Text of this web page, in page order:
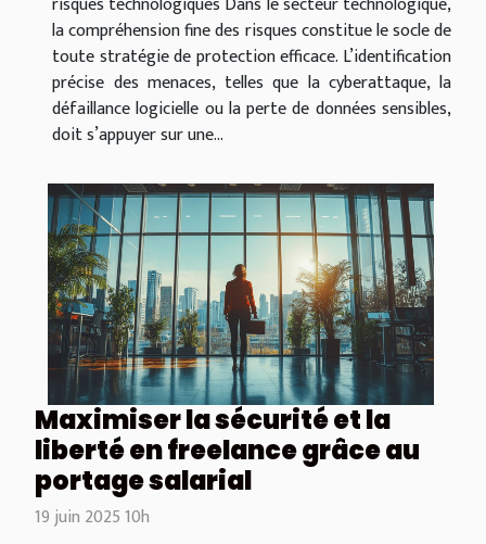
la compréhension fine des risques constitue le socle de
toute stratégie de protection efficace. L’identification
précise des menaces, telles que la cyberattaque, la
défaillance logicielle ou la perte de données sensibles,
doit s’appuyer sur une...
Maximiser la sécurité et la
liberté en freelance grâce au
portage salarial
19 juin 2025 10h